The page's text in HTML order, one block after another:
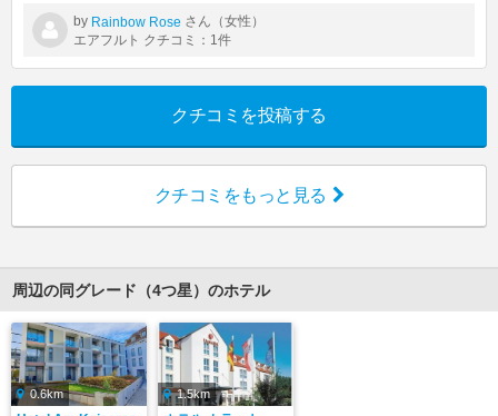
by Rainbow Rose さん（女性）
エアフルト クチコミ：1件
クチコミを投稿する
クチコミをもっと見る
周辺の同グレード（4つ星）のホテル
0.6km 1.5km